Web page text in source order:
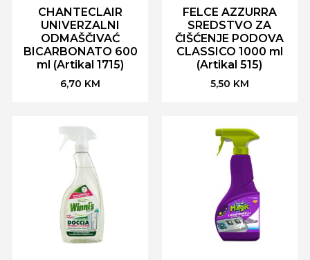
CHANTECLAIR
UNIVERZALNI
ODMAŠČIVAĆ
BICARBONATO 600
ml (Artikal 1715)
6,70 KM
FELCE AZZURRA
SREDSTVO ZA
ČIŠĆENJE PODOVA
CLASSICO 1000 ml
(Artikal 515)
5,50 KM